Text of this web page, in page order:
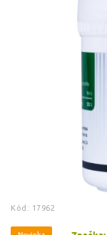
Kód: 17962